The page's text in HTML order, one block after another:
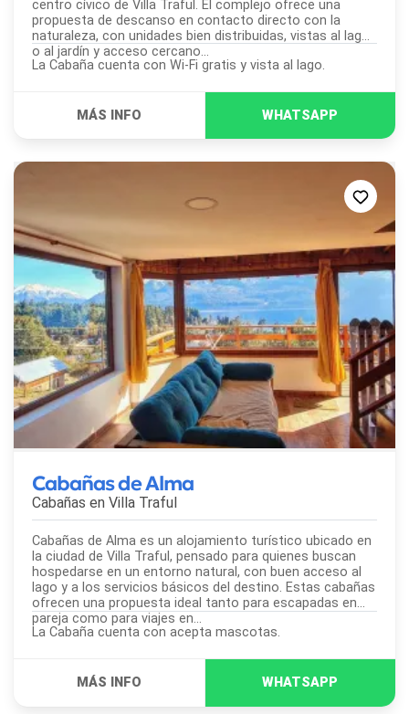
centro cívico de Villa Traful. El complejo ofrece una
propuesta de descanso en contacto directo con la
naturaleza, con unidades bien distribuidas, vistas al lago
o al jardín y acceso cercano...
La Cabaña cuenta con Wi-Fi gratis y vista al lago.
Cabañas de Alma
Cabañas en Villa Traful
Cabañas de Alma es un alojamiento turístico ubicado en
la ciudad de Villa Traful, pensado para quienes buscan
hospedarse en un entorno natural, con buen acceso al
lago y a los servicios básicos del destino. Estas cabañas
ofrecen una propuesta ideal tanto para escapadas en
pareja como para viajes en...
La Cabaña cuenta con acepta mascotas.